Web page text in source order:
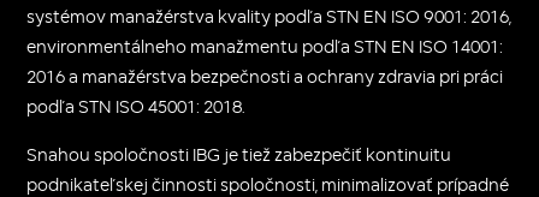
systémov manažérstva kvality podľa STN EN ISO 9001: 2016,
environmentálneho manažmentu podľa STN EN ISO 14001:
2016 a manažérstva bezpečnosti a ochrany zdravia pri práci
podľa STN ISO 45001: 2018.
Snahou spoločnosti IBG je tiež zabezpečiť kontinuitu
podnikateľskej činnosti spoločnosti, minimalizovať prípadné